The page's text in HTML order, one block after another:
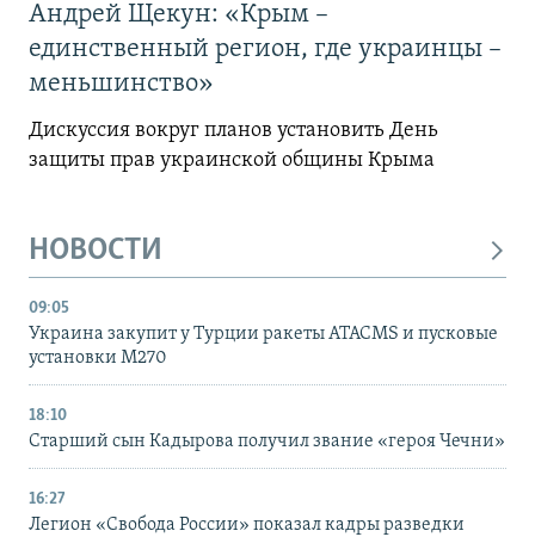
Андрей Щекун: «Крым –
единственный регион, где украинцы –
меньшинство»
Дискуссия вокруг планов установить День
защиты прав украинской общины Крыма
НОВОСТИ
09:05
Украина закупит у Турции ракеты ATACMS и пусковые
установки M270
18:10
Старший сын Кадырова получил звание «героя Чечни»
16:27
Легион «Свобода России» показал кадры разведки